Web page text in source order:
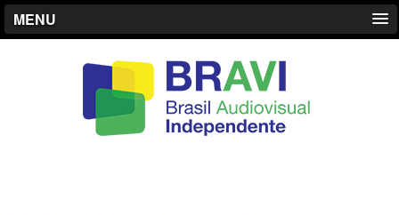
MENU